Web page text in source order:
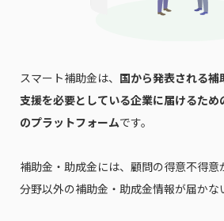
スマート補助金は、 国から発表される
支援を必要としている企業に届けるた
のプラットフォームです。
補助金・助成金には、顧問の得意不得
分野以外の補助金・助成金情報が届かな